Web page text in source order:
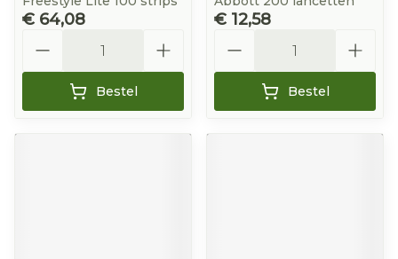
€ 64,08
Bestel
€ 12,58
Bestel